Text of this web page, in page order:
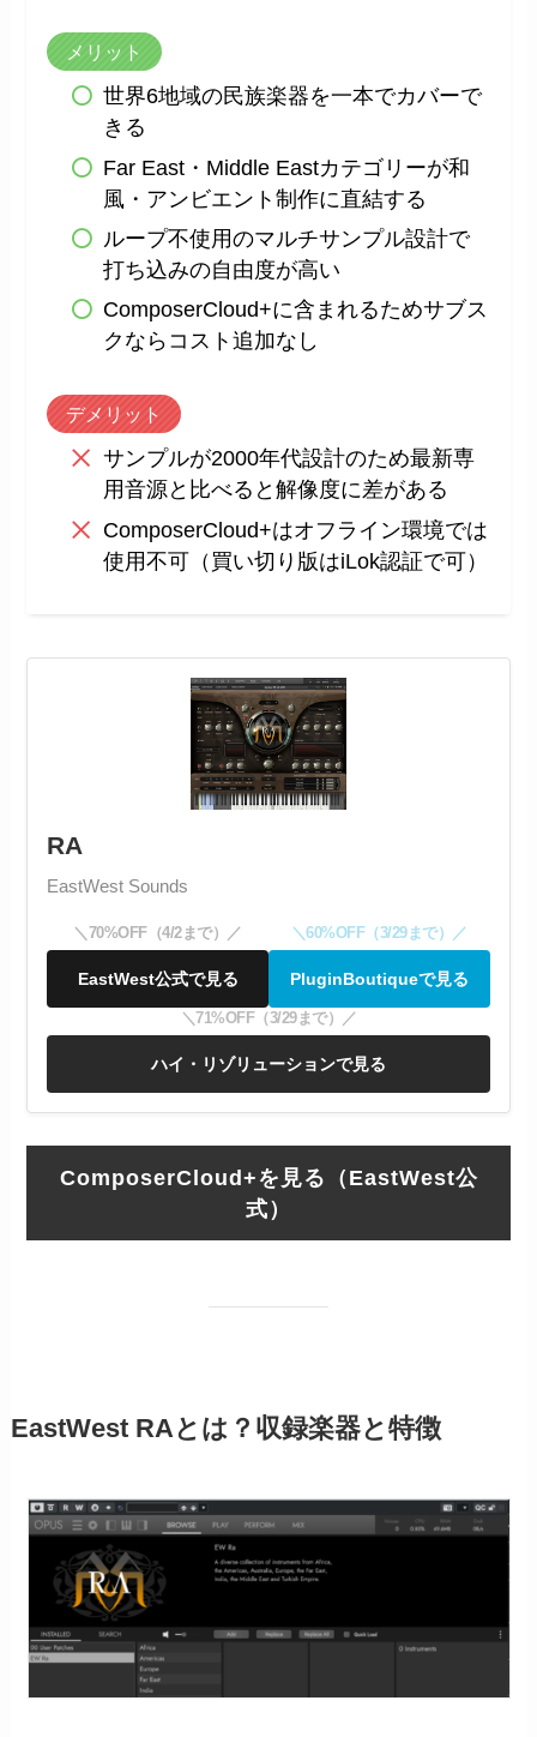
メリット
世界6地域の民族楽器を一本でカバーで
きる
Far East・Middle Eastカテゴリーが和
風・アンビエント制作に直結する
ループ不使用のマルチサンプル設計で
打ち込みの自由度が高い
ComposerCloud+に含まれるためサブス
クならコスト追加なし
デメリット
サンプルが2000年代設計のため最新専
用音源と比べると解像度に差がある
ComposerCloud+はオフライン環境では
使用不可（買い切り版はiLok認証で可）
RA
EastWest Sounds
＼70%OFF（4/2まで）／
EastWest公式で見る
＼60%OFF（3/29まで）／
PluginBoutiqueで見る
＼71%OFF（3/29まで）／
ハイ・リゾリューションで見る
ComposerCloud+を見る（EastWest公
式）
EastWest RAとは？収録楽器と特徴